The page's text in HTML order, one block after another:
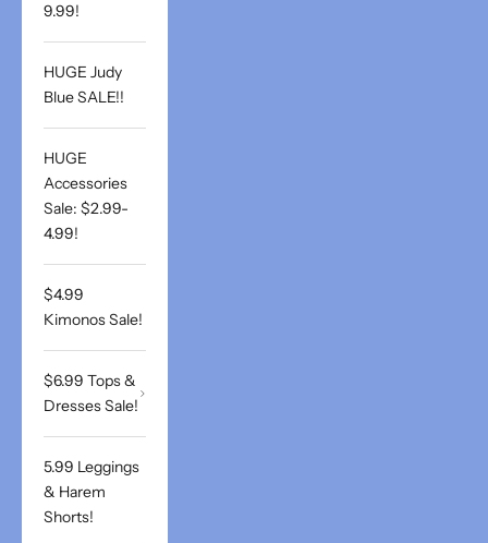
9.99!
HUGE Judy
Blue SALE!!
HUGE
Accessories
Sale: $2.99-
4.99!
$4.99
Kimonos Sale!
$6.99 Tops &
Dresses Sale!
5.99 Leggings
& Harem
Shorts!